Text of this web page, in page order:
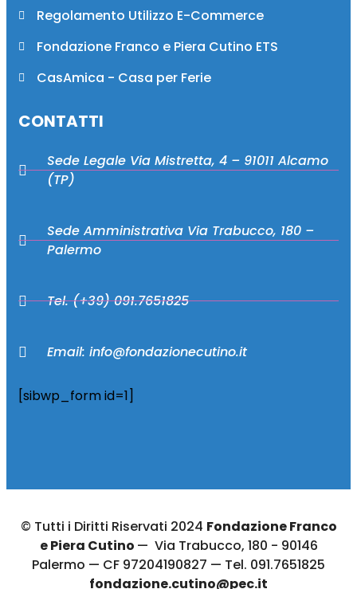
Regolamento Utilizzo E-Commerce
Fondazione Franco e Piera Cutino ETS
CasAmica - Casa per Ferie
CONTATTI
Sede Legale Via Mistretta, 4 – 91011 Alcamo
(TP)
Sede Amministrativa Via Trabucco, 180 –
Palermo
Tel. (+39) 091.7651825
Email: info@fondazionecutino.it
[sibwp_form id=1]
© Tutti i Diritti Riservati 2024 Fondazione Franco
e Piera Cutino — Via Trabucco, 180 - 90146
Palermo — CF 97204190827 — Tel. 091.7651825
fondazione.cutino@pec.it